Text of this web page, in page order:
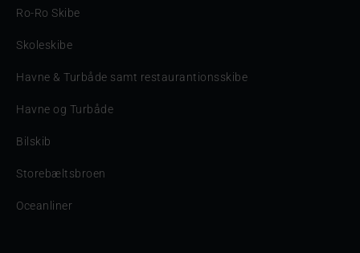
Ro-Ro Skibe
Skoleskibe
Havne & Turbåde samt restaurantionsskibe
Havne og Turbåde
Bilskib
Storebæltsbroen
Oceanliner